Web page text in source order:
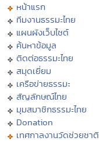
หน้าแรก
ทีมงานธรรมะไทย
แผนผังเว็บไซต์
ค้นหาข้อมูล
ติดต่อธรรมะไทย
สมุดเยี่ยม
เครือข่ายธรรมะ
สัญลักษณ์ไทย
มุมสมาชิกธรรมะไทย
Donation
เทศกาลงานวัดช่วยชาติ